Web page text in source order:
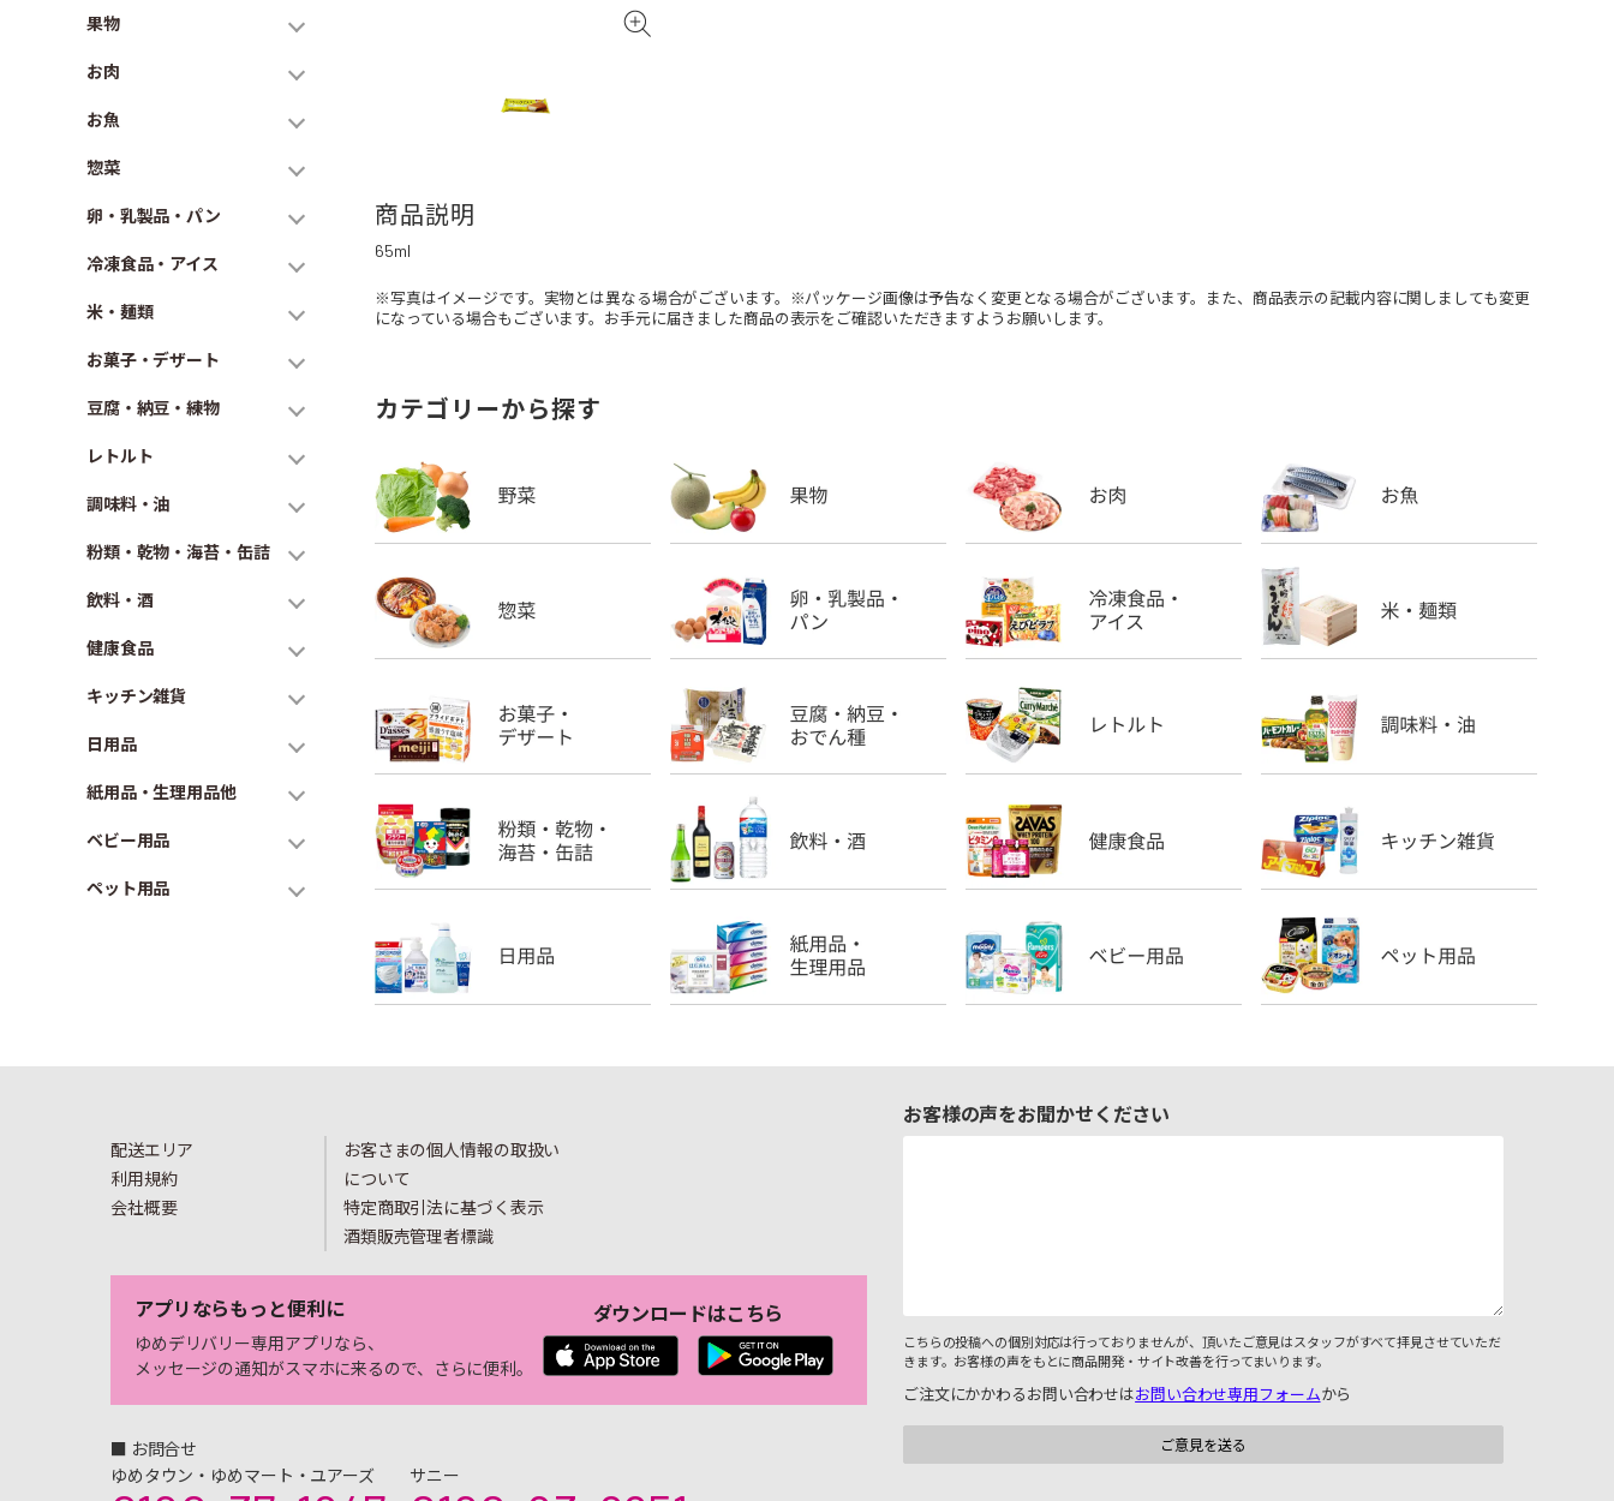
果物
お肉
お魚
惣菜
卵・乳製品・パン
冷凍食品・アイス
米・麺類
お菓子・デザート
豆腐・納豆・練物
レトルト
調味料・油
粉類・乾物・海苔・缶詰
飲料・酒
健康食品
キッチン雑貨
日用品
紙用品・生理用品他
ベビー用品
ペット用品
商品説明
65ml
※写真はイメージです。実物とは異なる場合がございます。※パッケージ画像は予告なく変更となる場合がございます。また、商品表示の記載内容に関しましても変更
になっている場合もございます。お手元に届きました商品の表示をご確認いただきますようお願いします。
カテゴリーから探す
配送エリア
利用規約
会社概要
お客さまの個人情報の取扱い
について
特定商取引法に基づく表示
酒類販売管理者標識
アプリならもっと便利に
ゆめデリバリー専用アプリなら、
メッセージの通知がスマホに来るので、さらに便利。
ダウンロードはこちら
■ お問合せ
ゆめタウン・ゆめマート・ユアーズ
サニー
お客様の声をお聞かせください
こちらの投稿への個別対応は行っておりませんが、頂いたご意見はスタッフがすべて拝見させていただ
きます。お客様の声をもとに商品開発・サイト改善を行ってまいります。
ご注文にかかわるお問い合わせはお問い合わせ専用フォームから